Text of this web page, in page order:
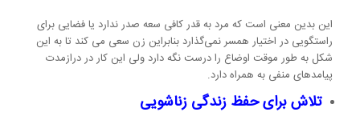
این بدین معنی است که مرد به قدر کافی سعه صدر ندارد یا فضایی برای
راستگویی در اختیار همسر نمی‌گذارد بنابراین زن سعی می کند تا به این
شکل به طور موقت اوضاع را درست نگه دارد ولی این کار در درازمدت
پیامدهای منفی به همراه دارد.
تلاش برای حفظ زندگی زناشویی